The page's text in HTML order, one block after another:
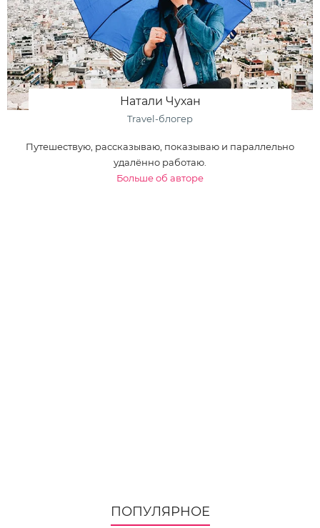
Натали Чухан
Travel-блогер
Путешествую, рассказываю, показываю и параллельно
удалённо работаю.
Больше об авторе
ПОПУЛЯРНОЕ